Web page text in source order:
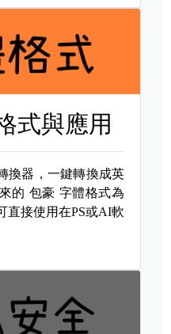
式與應用
換器，一鍵轉換成英
的 包豪 字體格式為
直接使用在PS或AI軟